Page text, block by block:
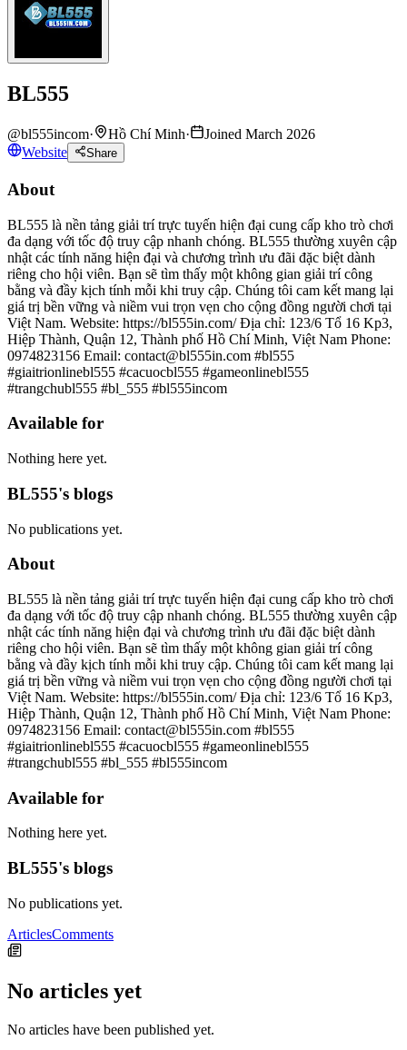
BL555
@bl555incom· Hồ Chí Minh·
Joined March 2026
Website
Share
About
BL555 là nền tảng giải trí trực tuyến hiện đại cung cấp kho trò chơi
đa dạng với tốc độ truy cập nhanh chóng. BL555 thường xuyên cập
nhật các tính năng hiện đại và chương trình ưu đãi đặc biệt dành
riêng cho hội viên. Bạn sẽ tìm thấy một không gian giải trí công
bằng và đầy kịch tính mỗi khi truy cập. Chúng tôi cam kết mang lại
giá trị bền vững và niềm vui trọn vẹn cho cộng đồng người chơi tại
Việt Nam. Website: https://bl555in.com/ Địa chỉ: 123/6 Tổ 16 Kp3,
Hiệp Thành, Quận 12, Thành phố Hồ Chí Minh, Việt Nam Phone:
0974823156 Email: contact@bl555in.com #bl555
#giaitrionlinebl555 #cacuocbl555 #gameonlinebl555
#trangchubl555 #bl_555 #bl555incom
Available for
Nothing here yet.
BL555's blogs
No publications yet.
About
BL555 là nền tảng giải trí trực tuyến hiện đại cung cấp kho trò chơi
đa dạng với tốc độ truy cập nhanh chóng. BL555 thường xuyên cập
nhật các tính năng hiện đại và chương trình ưu đãi đặc biệt dành
riêng cho hội viên. Bạn sẽ tìm thấy một không gian giải trí công
bằng và đầy kịch tính mỗi khi truy cập. Chúng tôi cam kết mang lại
giá trị bền vững và niềm vui trọn vẹn cho cộng đồng người chơi tại
Việt Nam. Website: https://bl555in.com/ Địa chỉ: 123/6 Tổ 16 Kp3,
Hiệp Thành, Quận 12, Thành phố Hồ Chí Minh, Việt Nam Phone:
0974823156 Email: contact@bl555in.com #bl555
#giaitrionlinebl555 #cacuocbl555 #gameonlinebl555
#trangchubl555 #bl_555 #bl555incom
Available for
Nothing here yet.
BL555's blogs
No publications yet.
ArticlesComments
No articles yet
No articles have been published yet.